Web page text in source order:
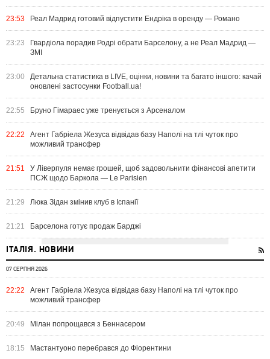
23:53 Реал Мадрид готовий відпустити Ендріка в оренду — Романо
23:23
Гвардіола порадив Родрі обрати Барселону, а не Реал Мадрид —
ЗМІ
23:00
Детальна статистика в LIVE, оцінки, новини та багато іншого: качай
оновлені застосунки Football.ua!
22:55 Бруно Гімараес уже тренується з Арсеналом
22:22
Агент Габріела Жезуса відвідав базу Наполі на тлі чуток про
можливий трансфер
21:51
У Ліверпуля немає грошей, щоб задовольнити фінансові апетити
ПСЖ щодо Баркола — Le Parisien
21:29 Люка Зідан змінив клуб в Іспанії
21:21 Барселона готує продаж Барджі
ІТАЛІЯ. НОВИНИ
07 СЕРПНЯ 2026
22:22
Агент Габріела Жезуса відвідав базу Наполі на тлі чуток про
можливий трансфер
20:49 Мілан попрощався з Беннасером
18:15 Мастантуоно перебрався до Фіорентини